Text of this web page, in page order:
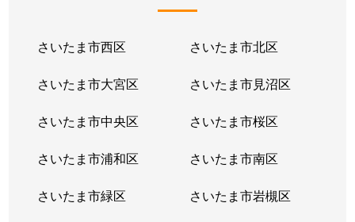
さいたま市西区 さいたま市北区
さいたま市大宮区 さいたま市見沼区
さいたま市中央区 さいたま市桜区
さいたま市浦和区 さいたま市南区
さいたま市緑区 さいたま市岩槻区